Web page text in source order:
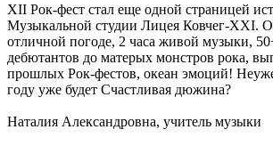
XII Рок-фест стал еще одной страницей
Музыкальной студии Лицея Ковчег-XXI.
отличной погоде, 2 часа живой музыки,
дебютантов до матерых монстров рока,
прошлых Рок-фестов, океан эмоций!
году уже будет Счастливая дюжина?
Наталия Александровна, учитель музыки